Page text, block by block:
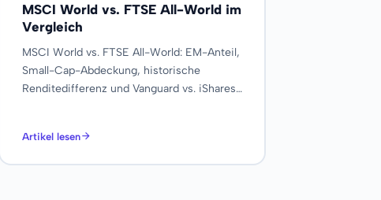
MSCI World vs. FTSE All-World im
Vergleich
MSCI World vs. FTSE All-World: EM-Anteil,
Small-Cap-Abdeckung, historische
Renditedifferenz und Vanguard vs. iShares
Artikel lesen